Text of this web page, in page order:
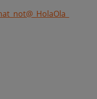
@_HolaOla_